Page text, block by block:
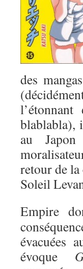
des
blablabla),
au
retour de la
Soleil
Empire
évacuées
évoque